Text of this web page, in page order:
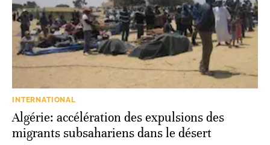
INTERNATIONAL
Algérie: accélération des expulsions des
migrants subsahariens dans le désert